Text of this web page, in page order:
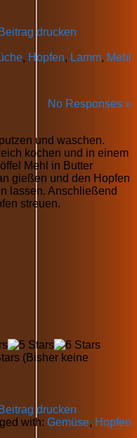
drucken
, Hopfen, Lamm, Mehl
No Responses »
und waschen.
kochen und in einem
Mehl in Butter
gießen und den Hopfen
lassen. Anschließend
streuen.
(Bisher keine
drucken
with: Gemüse, Hopfen